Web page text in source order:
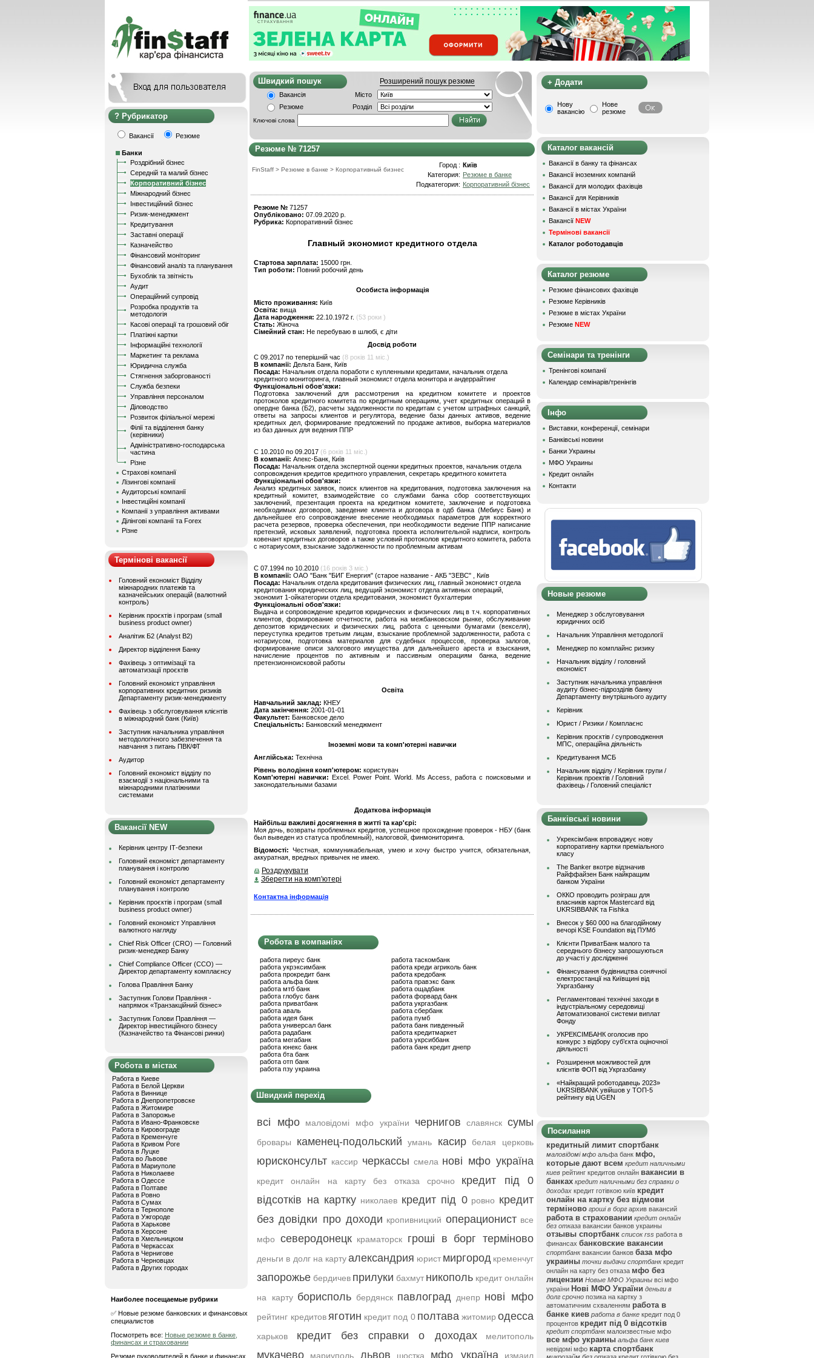
Рубрикатор
Вакансії Резюме
Банки
Роздрібний бізнес
Середній та малий бізнес
Корпоративний бізнес
Міжнародний бізнес
Інвестиційний бізнес
Ризик-менеджмент
Кредитування
Заставні операції
Казначейство
Фінансовий моніторинг
Фінансовий аналіз та планування
Бухоблік та звітність
Аудит
Операційний супровід
Розробка продуктів та
методологія
Касові операції та грошовий обіг
Платіжні картки
Інформаційні технології
Маркетинг та реклама
Юридична служба
Стягнення заборгованості
Служба безпеки
Управління персоналом
Діловодство
Розвиток філіальної мережі
Філії та відділення банку
(керівники)
Адміністративно-господарська
частина
Різне
Страхові компанії
Лізингові компанії
Аудиторські компанії
Інвестиційні компанії
Компанії з управління активами
Ділінгові компанії та Forex
Різне
Термінові вакансії
Головний економіст Відділу
міжнародних платежів та
казначейських операцій (валютний
контроль)
Керівник проєктів і програм (small
business product owner)
Аналітик Б2 (Analyst B2)
Директор відділення Банку
Фахівець з оптимізації та
автоматизації проєктів
Головний економіст управління
корпоративних кредитних ризиків
Департаменту ризик-менеджменту
Фахівець з обслуговування клієнтів
в міжнародний банк (Київ)
Заступник начальника управління
методологічного забезпечення та
навчання з питань ПВК/ФТ
Аудитор
Головний економіст відділу по
взаємодії з національними та
міжнародними платіжними
системами
Вакансії NEW
Керівник центру ІТ-безпеки
Головний економіст департаменту
планування і контролю
Головний економіст департаменту
планування і контролю
Керівник проєктів і програм (small
business product owner)
Головний економіст Управління
валютного нагляду
Chief Risk Officer (CRO) — Головний
ризик-менеджер Банку
Chief Compliance Officer (CCO) —
Директор департаменту комплаєнсу
Голова Правління Банку
Заступник Голови Правління -
напрямок «Транзакційний бізнес»
Заступник Голови Правління —
Директор інвестиційного бізнесу
(Казначейство та Фінансові ринки)
Робота в містах
Работа в Киеве
Работа в Белой Церкви
Работа в Виннице
Работа в Днепропетровске
Работа в Житомире
Работа в Запорожье
Работа в Ивано-Франковске
Работа в Кировограде
Работа в Кременчуге
Работа в Кривом Роге
Работа в Луцке
Работа во Львове
Работа в Мариуполе
Работа в Николаеве
Работа в Одессе
Работа в Полтаве
Работа в Ровно
Работа в Сумах
Работа в Тернополе
Работа в Ужгороде
Работа в Харькове
Работа в Херсоне
Работа в Хмельницком
Работа в Черкассах
Работа в Чернигове
Работа в Черновцах
Работа в Других городах
Наиболее посещаемые рубрики
✅ Новые резюме банковских и финансовых
специалистов
Посмотреть все: Новые резюме в банке,
финансах и страховании
Резюме руководителей в банке и финансах
Швидкий пошук Розширений пошук резюме
Вакансія
Місто
Резюме
Розділ
Ключові слова
Резюме № 71257
FinStaff > Резюме в банке > Корпоративный бизнес
Город : Київ
Категория: Резюме в банке
Подкатегория: Корпоративний бізнес
Резюме № 71257
Опубліковано: 07.09.2020 р.
Рубрика: Корпоративний бізнес
Главный экономист кредитного отдела
Стартова зарплата: 15000 грн.
Тип роботи: Повний робочий день
Особиста інформація
Місто проживання: Київ
Освіта: вища
Дата народження: 22.10.1972 г. (53 роки )
Стать: Жіноча
Сімейний стан: Не перебуваю в шлюбі, є діти
Досвід роботи
C 09.2017 по теперішній час (8 років 11 міс.)
В компанії: Дельта Банк, Київ
Посада: Начальник отдела поработи с купленными кредитами, начальник отдела
кредитного мониторинга, главный экономист отдела монитора и андеррайтинг
Функціональні обов'язки:
Подготовка заключений для рассмотрения на кредитном комитете и проектов
протоколов кредитного комитета по кредитным операциям, учет кредитных операций в
опердне банка (Б2), расчеты задолженности по кредитам с учетом штрафных санкций,
ответы на запросы клиентов и регулятора, ведение базы данных активов, ведение
кредитных дел, формирование предложений по продаже активов, выборка материалов
из баз данных для ведения ППР
C 10.2010 по 09.2017 (6 років 11 міс.)
В компанії: Апекс-Банк, Київ
Посада: Начальник отдела экспертной оценки кредитных проектов, начальник отдела
сопровождения кредитов кредитного управления, секретарь кредитного комитета
Функціональні обов'язки:
Анализ кредитных заявок, поиск клиентов на кредитования, подготовка заключения на
кредитный комитет, взаимодействие со службами банка сбор соответствующих
заключений, презентация проекта на кредитном комитете, заключение и подготовка
необходимых договоров, заведение клиента и договора в одб банка (Мебиус Банк) и
дальнейшее его сопровождение внесение необходимых параметров для корректного
расчета резервов, проверка обеспечения, при необходимости ведение ППР написание
претензий, исковых заявлений, подготовка проекта исполнительной надписи, контроль
ковенант кредитных договоров а также условий протоколов кредитного комитета, работа
с нотариусомя, взыскание задолженности по проблемным активам
C 07.1994 по 10.2010 (16 років 3 міс.)
В компанії: ОАО "Банк "БИГ Енергия" (старое название - АКБ "ЗЕВС" , Київ
Посада: Начальник отдела кредитования физических лиц, главный экономист отдела
кредитования юридических лиц, ведущий экономист отдела активных операций,
экономит 1-ойкатегории отдела кредитования, экономист бухгалтерии
Функціональні обов'язки:
Выдача и сопровождение кредитов юридических и физических лиц в т.ч. корпоративных
клиентов, формирование отчетности, работа на межбанковском рынке, обслуживание
депозитов юридических и физических лиц, работа с ценными бумагами (векселя),
переуступка кредитов третьим лицам, взыскание проблемной задолженности, работа с
нотариусом, подготовка материалов для судебных процессов, проверка залогов,
формирование описи залогового имущества для дальнейшего ареста и взыскания,
начисление процентов по активным и пассивным операциям банка, ведение
претензионноисковой работы
Освіта
Навчальний заклад: КНЕУ
Дата закінчення: 2001-01-01
Факультет: Банковское дело
Спеціальність: Банковский менеджмент
Іноземні мови та комп'ютерні навички
Англійська: Технічна
Рівень володіння комп'ютером: користувач
Комп'ютерні навички: Ехсеl. Power Point. World. Ms Access, работа с поисковыми и
законодательными базами
Додаткова інформація
Найбільш важливі досягнення в житті та кар'єрі:
Моя дочь, возвраты проблемных кредитов, успешное прохождение проверок - НБУ (банк
был выведен из статуса проблемный), налоговой, финмониторинга.
Відомості: Честная, коммуникабельная, умею и хочу быстро учится, обязательная,
аккуратная, вредных привычек не имею.
Роздрукувати
Зберегти на комп'ютері
Контактна інформація
Робота в компаніях
работа пиреус банк
работа укрэксимбанк
работа прокредит банк
работа альфа банк
работа мтб банк
работа глобус банк
работа приватбанк
работа аваль
работа идея банк
работа универсал банк
работа радабанк
работа мегабанк
работа юнекс банк
работа бта банк
работа отп банк
работа пзу украина
работа таскомбанк
работа креди агриколь банк
работа кредобанк
работа правэкс банк
работа ощадбанк
работа форвард банк
работа укргазбанк
работа сбербанк
работа пумб
работа банк пивденный
работа кредитмаркет
работа укрсиббанк
работа банк кредит днепр
Швидкий перехід
всі мфо маловідомі мфо україни чернигов славянск сумы
бровары каменец-подольский умань касир белая церковь
юрисконсульт кассир черкассы смела нові мфо україна
кредит онлайн на карту без отказа срочно
кредит під 0
відсотків на картку николаев кредит під 0 ровно кредит
без довідки про доходи кропивницкий операционист все
мфо
северодонецк краматорск гроші в борг терміново
деньги в долг на карту александрия юрист миргород кременчуг
запорожье бердичев прилуки бахмут никополь кредит онлайн
на карту борисполь бердянск павлоград днепр нові мфо
рейтинг кредитов яготин кредит под 0 полтава житомир одесса
харьков кредит без справки о доходах мелитополь
мукачево мариуполь львов шостка мфо україна измаил
+ Додати
Нову
вакансію
Нове
резюме
Каталог вакансій
Вакансії в банку та фінансах
Вакансії іноземних компаній
Вакансії для молодих фахівців
Вакансії для Керівників
Вакансії в містах України
Вакансії NEW
Термінові вакансії
Каталог роботодавців
Каталог резюме
Резюме фінансових фахівців
Резюме Керівників
Резюме в містах України
Резюме NEW
Семінари та тренінги
Тренінгові компанії
Календар семінарів/тренінгів
Інфо
Виставки, конференції, семінари
Банківські новини
Банки Украины
МФО Украины
Кредит онлайн
Контакти
Новые резюме
Менеджер з обслуговування
юридичних осіб
Начальник Управління методології
Менеджер по комплайнс ризику
Начальник відділу / головний
економіст
Заступник начальника управління
аудиту бізнес-підрозділів банку
Департаменту внутрішнього аудиту
Керівник
Юрист / Ризики / Комплаєнс
Керівник проєктів / супроводження
МПС, операційна діяльність
Кредитування МСБ
Начальник вiддiлу / Керівник групи /
Керівник проектів / Головний
фахівець / Головний спеціаліст
Банківські новини
Укрексімбанк впроваджує нову
корпоративну картки преміального
класу
The Banker вкотре відзначив
Райффайзен Банк найкращим
банком України
ОККО проводить розіграш для
власників карток Mastercard від
UKRSIBBANK та Fishka
Внесок у $60 000 на благодійному
вечорі KSE Foundation від ПУМб
Клієнти ПриватБанк малого та
середнього бізнесу запрошуються
до участі у дослідженні
Фінансування будівництва сонячної
електростанції на Київщині від
Укргазбанку
Регламентовані технічні заходи в
індустріальному середовищі
Автоматизованої системи виплат
Фонду
УКРЕКСІМБАНК оголосив про
конкурс з відбору суб’єкта оціночної
діяльності
Розширення можливостей для
клієнтів ФОП від Укргазбанку
«Найкращий роботодавець 2023»
UKRSIBBANK увійшов у ТОП-5
рейтингу від UGEN
Посилання
кредитный лимит спортбанк
маловідомі мфо альфа банк мфо,
которые дают всем кредит наличными
киев рейтинг кредитов онлайн вакансии в
банках кредит наличными без справки о
доходах кредит готівкою київ кредит
онлайн на картку без відмови
терміново гроші в борг архив вакансий
работа в страховании кредит онлайн
без отказа вакансии банков украины
отзывы спортбанк список rss работа в
финансах банковские вакансии
спортбанк вакансии банков база мфо
украины точки выдачи спортбанк кредит
онлайн на карту без отказа мфо без
лицензии Новые МФО Украины всі мфо
україни Нові МФО України деньги в
долг срочно позика на картку з
автоматичним схваленням работа в
банке киев работа в банке кредит под 0
процентов кредит під 0 відсотків
кредит спортбанк малоизвестные мфо
все мфо украины альфа банк киев
невідомі мфо карта спортбанк